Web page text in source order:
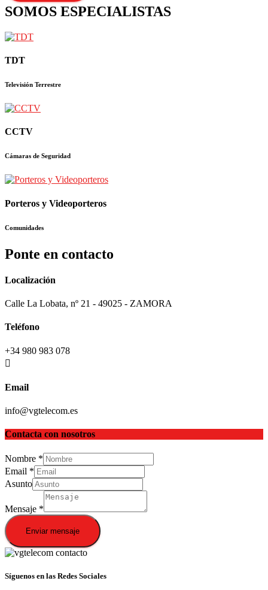
SOMOS ESPECIALISTAS
TDT
Televisión Terrestre
CCTV
Cámaras de Seguridad
Porteros y Videoporteros
Comunidades
Ponte en contacto
Localización
Calle La Lobata, nº 21 - 49025 - ZAMORA
Teléfono
+34 980 983 078
Email
info@vgtelecom.es
Contacta con nosotros
Nombre *
Email *
Asunto
Mensaje *
Enviar mensaje
Síguenos en las Redes Sociales